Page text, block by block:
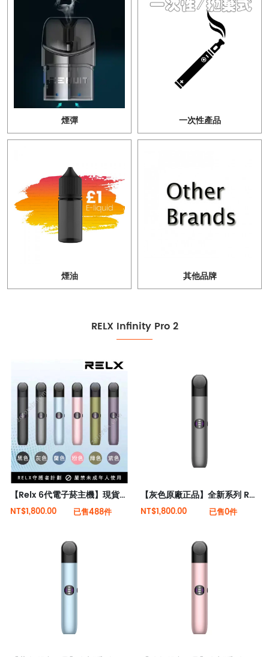
煙彈 一次性產品
煙油 其他品牌
RELX Infinity Pro 2
【Relx 6代電子菸主機】現貨秒發 全新六代悅刻主機桿(可調大/小煙量) 支持Relx 4/5代煙彈通用
NT$1,800.00 已售488件
【灰色原廠正品】全新系列 Relx 6代電子菸宙斯 悅刻Infinity Pro 2六代煙機(可調大/小煙量) 支持Relx 4/5代煙彈通用 (下訂秒發貨)
NT$1,800.00 已售0件